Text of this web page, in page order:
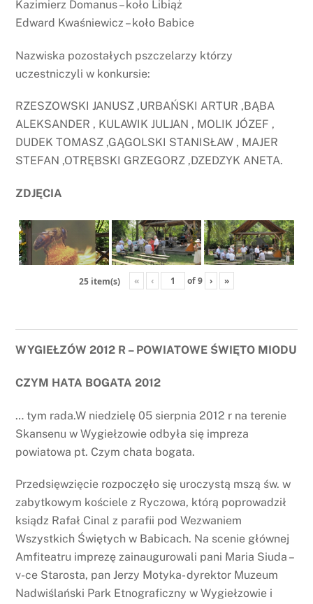
Kazimierz Domanus – koło Libiąż
Edward Kwaśniewicz – koło Babice
Nazwiska pozostałych pszczelarzy którzy
uczestniczyli w konkursie:
RZESZOWSKI JANUSZ ,URBAŃSKI ARTUR ,BĄBA
ALEKSANDER , KULAWIK JULJAN , MOLIK JÓZEF ,
DUDEK TOMASZ ,GĄGOLSKI STANISŁAW , MAJER
STEFAN ,OTRĘBSKI GRZEGORZ ,DZEDZYK ANETA.
ZDJĘCIA
25 item(s) « ‹ of9 › »
WYGIEŁZÓW 2012 R – POWIATOWE ŚWIĘTO MIODU
CZYM HATA BOGATA 2012
… tym rada.W niedzielę 05 sierpnia 2012 r na terenie
Skansenu w Wygiełzowie odbyła się impreza
powiatowa pt. Czym chata bogata.
Przedsięwzięcie rozpoczęło się uroczystą mszą św. w
zabytkowym kościele z Ryczowa, którą poprowadził
ksiądz Rafał Cinal z parafii pod Wezwaniem
Wszystkich Świętych w Babicach. Na scenie głównej
Amfiteatru imprezę zainaugurowali pani Maria Siuda –
v-ce Starosta, pan Jerzy Motyka- dyrektor Muzeum
Nadwiślański Park Etnograficzny w Wygiełzowie i